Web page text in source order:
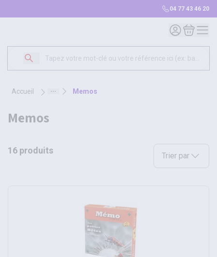
04 77 43 46 20
Mon compte
Mon
accueil memos
memos
16 produits
Trier par